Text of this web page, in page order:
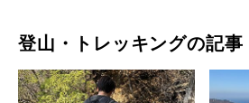
登山・トレッキングの記事